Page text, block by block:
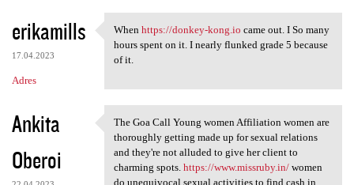
erikamills
17.04.2023
Adres
When https://donkey-kong.io
When https://donkey-kong.io came out. I So many
hours spent on it. I nearly flunked grade 5 because
of it.
Ankita
Oberoi
The Goa Call Young women
The Goa Call Young women Affiliation women are
thoroughly getting made up for sexual relations
and they're not alluded to give her client to
charming spots. https://www.missruby.in/women
do unequivocal sexual activities to find cash in